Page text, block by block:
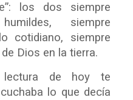
los dos siempre
siempre
cotidiano, siempre
Dios en la tierra.
lectura de hoy te
lo que decía